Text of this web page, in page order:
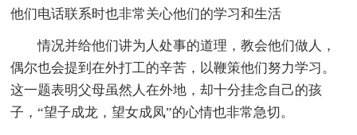
他们电话联系时也非常关心他们的学习和生活
情况并给他们讲为人处事的道理，教会他们做人，
偶尔也会提到在外打工的辛苦，以鞭策他们努力学习。
这一题表明父母虽然人在外地，却十分挂念自己的孩
子，“望子成龙，望女成凤”的心情也非常急切。